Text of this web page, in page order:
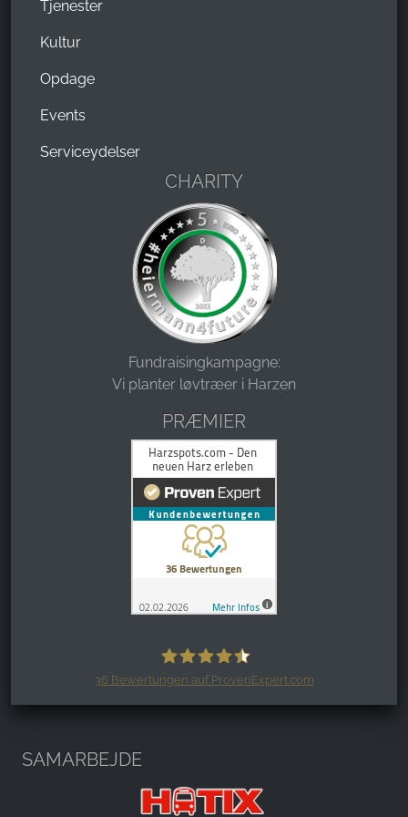
Tjenester
Kultur
Opdage
Events
Serviceydelser
CHARITY
Fundraisingkampagne:
Vi planter løvtræer i Harzen
PRÆMIER
36 Bewertungen auf ProvenExpert.com
SAMARBEJDE